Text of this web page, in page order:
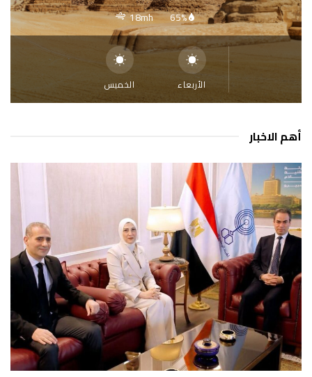
65%
18mh
الأربعاء الخميس
أهم الاخبار